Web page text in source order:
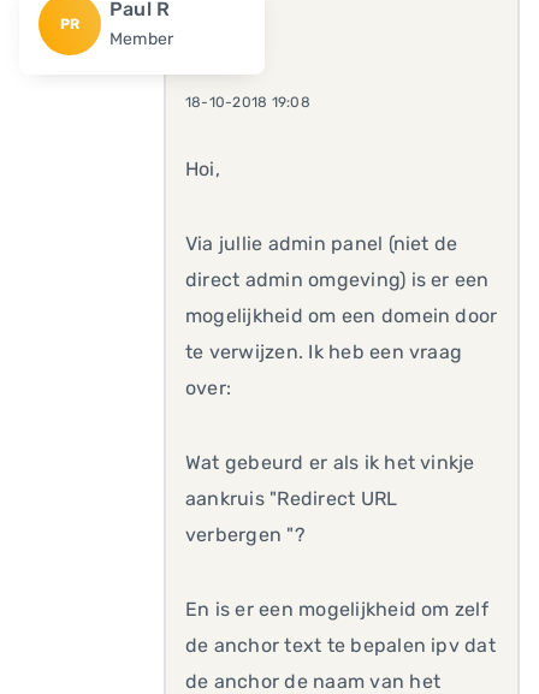
PR
Paul R
Member
18-10-2018 19:08
Hoi,
Via jullie admin panel (niet de
direct admin omgeving) is er een
mogelijkheid om een domein door
te verwijzen. Ik heb een vraag
over:
Wat gebeurd er als ik het vinkje
aankruis "Redirect URL
verbergen "?
En is er een mogelijkheid om zelf
de anchor text te bepalen ipv dat
de anchor de naam van het